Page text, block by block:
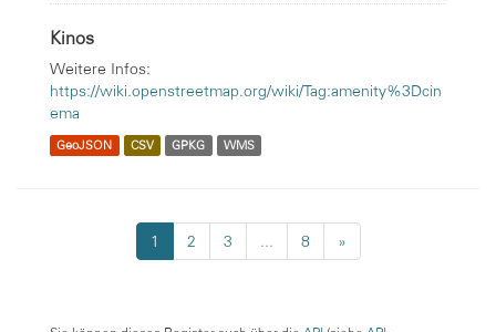
Kinos
Weitere Infos:
https://wiki.openstreetmap.org/wiki/Tag:amenity%3Dcin
ema
GeoJSON CSV GPKG WMS
1 2 3 ... 8 »